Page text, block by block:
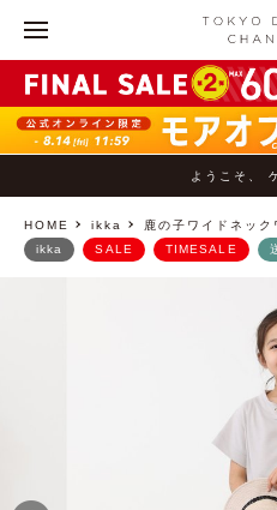
ようこそ、
HOME ikka 鹿の子ワイドネッ
ikka SALE TIMESALE